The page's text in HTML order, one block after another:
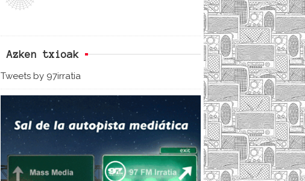
Azken txioak
Tweets by 97irratia